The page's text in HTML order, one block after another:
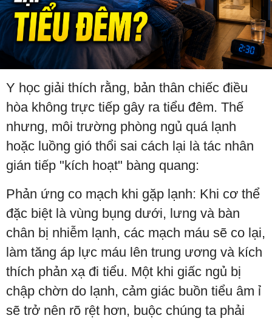
Y học giải thích rằng, bản thân chiếc điều
hòa không trực tiếp gây ra tiểu đêm. Thế
nhưng, môi trường phòng ngủ quá lạnh
hoặc luồng gió thổi sai cách lại là tác nhân
gián tiếp "kích hoạt" bàng quang:
Phản ứng co mạch khi gặp lạnh: Khi cơ thể
đặc biệt là vùng bụng dưới, lưng và bàn
chân bị nhiễm lạnh, các mạch máu sẽ co lại,
làm tăng áp lực máu lên trung ương và kích
thích phản xạ đi tiểu. Một khi giấc ngủ bị
chập chờn do lạnh, cảm giác buồn tiểu âm ỉ
sẽ trở nên rõ rệt hơn, buộc chúng ta phải